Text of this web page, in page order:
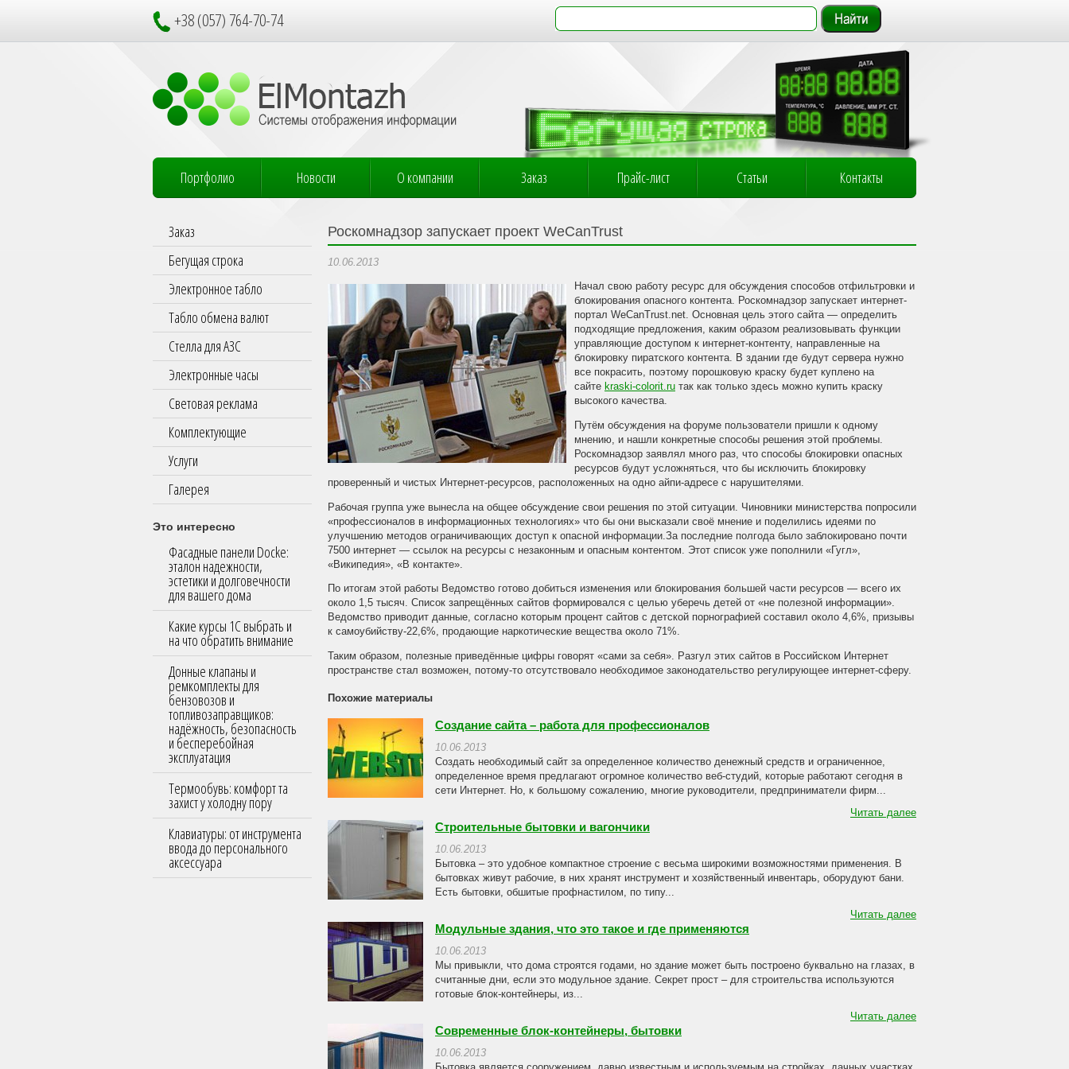
+38 (057) 764-70-74
Портфолио Новости О компании Заказ Прайс-лист Статьи Контакты
Заказ
Бегущая строка
Электронное табло
Табло обмена валют
Стелла для АЗС
Электронные часы
Световая реклама
Комплектующие
Услуги
Галерея
Это интересно
Фасадные панели Docke:
эталон надежности,
эстетики и долговечности
для вашего дома
Какие курсы 1С выбрать и
на что обратить внимание
Донные клапаны и
ремкомплекты для
бензовозов и
топливозаправщиков:
надёжность, безопасность
и бесперебойная
эксплуатация
Термообувь: комфорт та
захист у холодну пору
Клавиатуры: от инструмента
ввода до персонального
аксессуара
Роскомнадзор запускает проект WeCanTrust
10.06.2013
Начал свою работу ресурс для обсуждения способов отфильтровки и
блокирования опасного контента. Роскомнадзор запускает интернет-
портал WeCanTrust.net. Основная цель этого сайта — определить
подходящие предложения, каким образом реализовывать функции
управляющие доступом к интернет-контенту, направленные на
блокировку пиратского контента. В здании где будут сервера нужно
все покрасить, поэтому порошковую краску будет куплено на
сайте kraski-colorit.ru так как только здесь можно купить краску
высокого качества.
Путём обсуждения на форуме пользователи пришли к одному
мнению, и нашли конкретные способы решения этой проблемы.
Роскомнадзор заявлял много раз, что способы блокировки опасных
ресурсов будут усложняться, что бы исключить блокировку
проверенный и чистых Интернет-ресурсов, расположенных на одно айпи-адресе с нарушителями.
Рабочая группа уже вынесла на общее обсуждение свои решения по этой ситуации. Чиновники министерства попросили
«профессионалов в информационных технологиях» что бы они высказали своё мнение и поделились идеями по
улучшению методов ограничивающих доступ к опасной информации.За последние полгода было заблокировано почти
7500 интернет — ссылок на ресурсы с незаконным и опасным контентом. Этот список уже пополнили «Гугл»,
«Википедия», «В контакте».
По итогам этой работы Ведомство готово добиться изменения или блокирования большей части ресурсов — всего их
около 1,5 тысяч. Список запрещённых сайтов формировался с целью уберечь детей от «не полезной информации».
Ведомство приводит данные, согласно которым процент сайтов с детской порнографией составил около 4,6%, призывы
к самоубийству-22,6%, продающие наркотические вещества около 71%.
Таким образом, полезные приведённые цифры говорят «сами за себя». Разгул этих сайтов в Российском Интернет
пространстве стал возможен, потому-то отсутствовало необходимое законодательство регулирующее интернет-сферу.
Похожие материалы
Создание сайта – работа для профессионалов
10.06.2013
Создать необходимый сайт за определенное количество денежный средств и ограниченное,
определенное время предлагают огромное количество веб-студий, которые работают сегодня в
сети Интернет. Но, к большому сожалению, многие руководители, предприниматели фирм...
Читать далее
Строительные бытовки и вагончики
10.06.2013
Бытовка – это удобное компактное строение с весьма широкими возможностями применения. В
бытовках живут рабочие, в них хранят инструмент и хозяйственный инвентарь, оборудуют бани.
Есть бытовки, обшитые профнастилом, по типу...
Читать далее
Модульные здания, что это такое и где применяются
10.06.2013
Мы привыкли, что дома строятся годами, но здание может быть построено буквально на глазах, в
считанные дни, если это модульное здание. Секрет прост – для строительства используются
готовые блок-контейнеры, из...
Читать далее
Современные блок-контейнеры, бытовки
10.06.2013